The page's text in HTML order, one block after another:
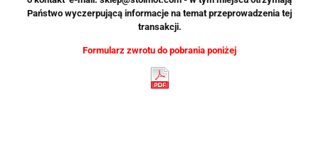
Państwo wyczerpującą informacje na temat przeprowadzenia tej
transakcji.
Formularz zwrotu do pobrania poniżej